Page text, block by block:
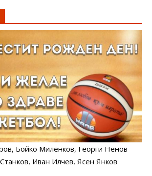
, Бойко Миленков, Георги Ненов
, Иван Илчев, Ясен Янков